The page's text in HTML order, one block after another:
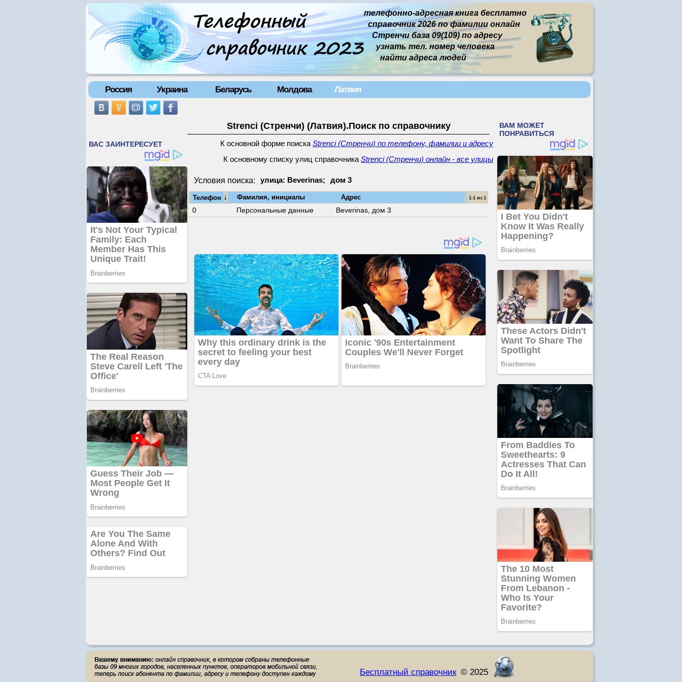
телефонно-адресная книга бесплатно
справочник 2026 по фамилии онлайн
Стренчи база 09(109) по адресу
узнать тел. номер человека
найти адреса людей
Россия Украина Беларусь Молдова Латвия
Strenci (Стренчи) (Латвия).Поиск по справочнику
К основной форме поиска Strenci (Стренчи) по телефону, фамилии и адресу
К основному списку улиц справочника Strenci (Стренчи) онлайн - все улицы
Условия поиска: улица: Beverinas; дом 3
Телефон ↓ Фамилия, инициалы Адрес 1-1 из 1
0 Персональные данные Beverinas, дом 3
Бесплатный справочник© 2025